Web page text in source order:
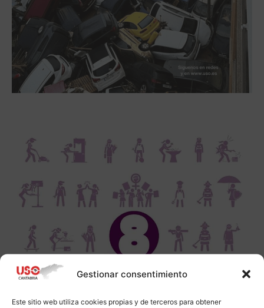
Gestionar consentimiento
Este sitio web utiliza cookies propias y de terceros para obtener